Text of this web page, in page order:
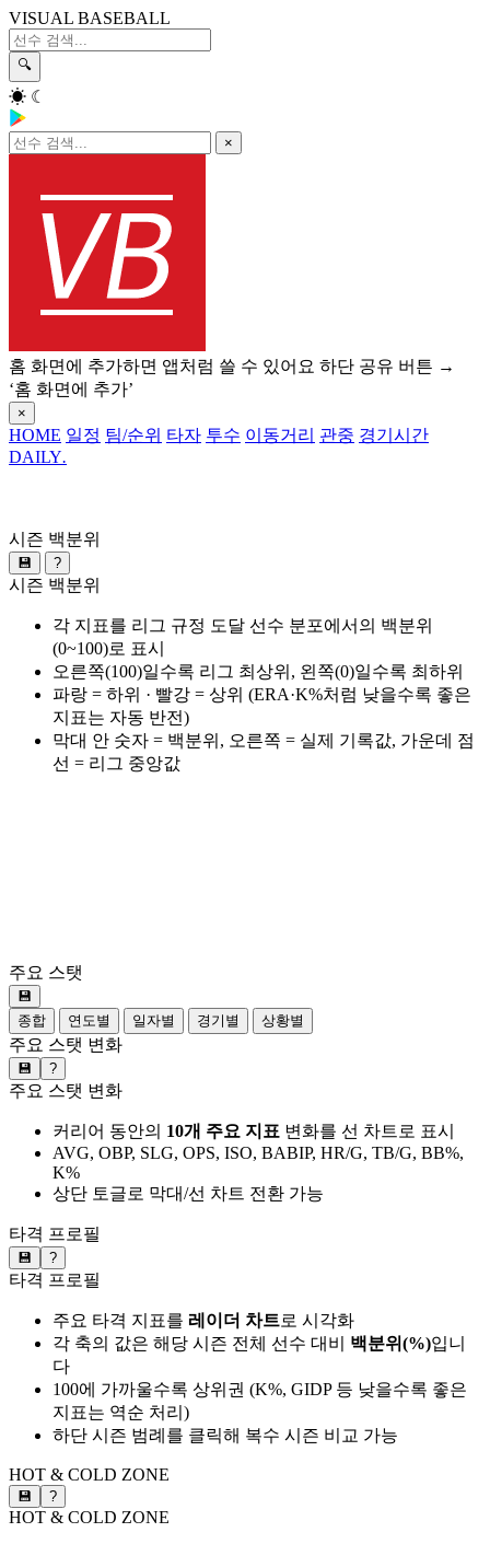
VISUAL BASEBALL
🔍
☀ ☾
×
홈 화면에 추가하면 앱처럼 쓸 수 있어요 하단 공유 버튼 →
‘홈 화면에 추가’
×
HOME 일정 팀/순위 타자 투수 이동거리 관중 경기시간
DAILY.
시즌 백분위
💾 ?
시즌 백분위
각 지표를 리그 규정 도달 선수 분포에서의 백분위
(0~100)로 표시
오른쪽(100)일수록 리그 최상위, 왼쪽(0)일수록 최하위
파랑 = 하위 · 빨강 = 상위 (ERA·K%처럼 낮을수록 좋은
지표는 자동 반전)
막대 안 숫자 = 백분위, 오른쪽 = 실제 기록값, 가운데 점
선 = 리그 중앙값
주요 스탯
💾
종합
연도별 일자별 경기별 상황별
주요 스탯 변화
💾 ?
주요 스탯 변화
커리어 동안의 10개 주요 지표 변화를 선 차트로 표시
AVG, OBP, SLG, OPS, ISO, BABIP, HR/G, TB/G, BB%,
K%
상단 토글로 막대/선 차트 전환 가능
타격 프로필
💾 ?
타격 프로필
주요 타격 지표를 레이더 차트로 시각화
각 축의 값은 해당 시즌 전체 선수 대비 백분위(%)입니
다
100에 가까울수록 상위권 (K%, GIDP 등 낮을수록 좋은
지표는 역순 처리)
하단 시즌 범례를 클릭해 복수 시즌 비교 가능
HOT & COLD ZONE
💾 ?
HOT & COLD ZONE